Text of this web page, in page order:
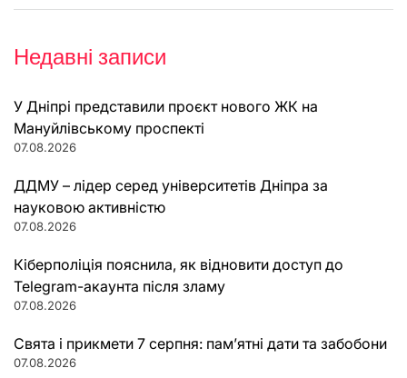
Недавні записи
У Дніпрі представили проєкт нового ЖК на
Мануйлівському проспекті
07.08.2026
ДДМУ – лідер серед університетів Дніпра за
науковою активністю
07.08.2026
Кіберполіція пояснила, як відновити доступ до
Telegram-акаунта після зламу
07.08.2026
Свята і прикмети 7 серпня: пам’ятні дати та забобони
07.08.2026